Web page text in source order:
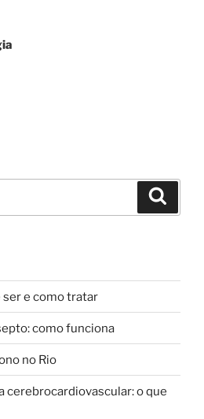
ser e como tratar
como funciona
no Rio
cerebrocardiovascular: o que